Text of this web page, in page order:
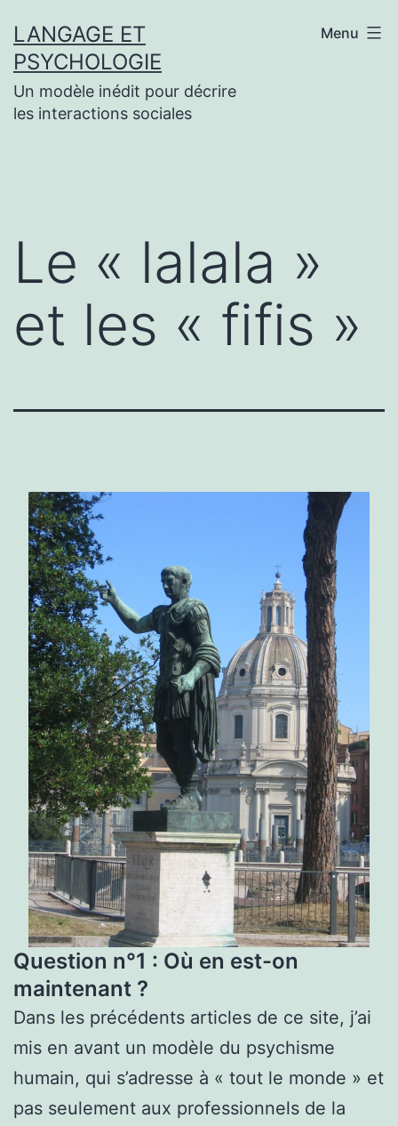
au
contenu
LANGAGE ET
PSYCHOLOGIE
Un modèle inédit pour décrire
les interactions sociales
Menu
Le « lalala »
et les « fifis »
Question n°1 : Où en est-on
maintenant ?
Dans les précédents articles de ce site, j’ai
mis en avant un modèle du psychisme
humain, qui s’adresse à « tout le monde » et
pas seulement aux professionnels de la